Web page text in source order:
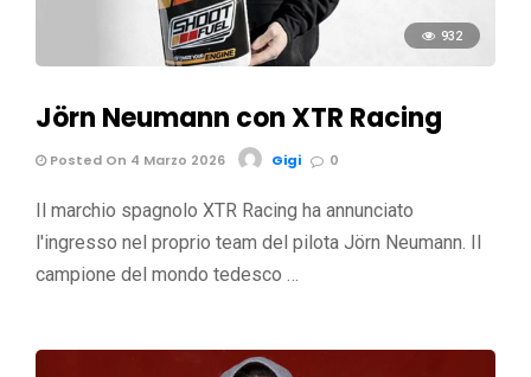
932
Jörn Neumann con XTR Racing
Posted On 4 Marzo 2026 Gigi 0
Il marchio spagnolo XTR Racing ha annunciato
l'ingresso nel proprio team del pilota Jörn Neumann. Il
campione del mondo tedesco …